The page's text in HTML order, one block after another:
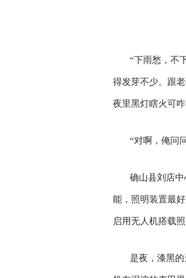
“下雨愁，不
得发芽不少。跟
夜里黑灯瞎火可
“对啊，俺问
确山县刘店
能，照明装置最
启用无人机搭载
是夜，漆黑